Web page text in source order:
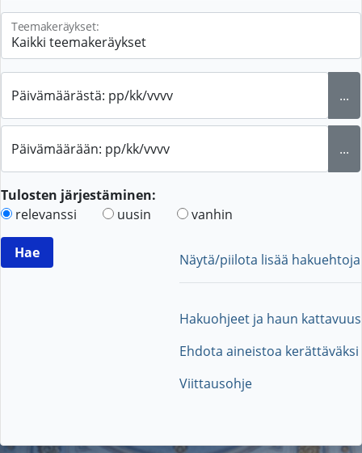
Teemakeräykset:
Päivämäärästä: pp/kk/vvvv ...
Päivämäärään: pp/kk/vvvv ...
Tulosten järjestäminen:
relevanssi
uusin vanhin
Näytä/piilota lisää hakuehtoja
Hakuohjeet ja haun kattavuus
Ehdota aineistoa kerättäväksi
Viittausohje